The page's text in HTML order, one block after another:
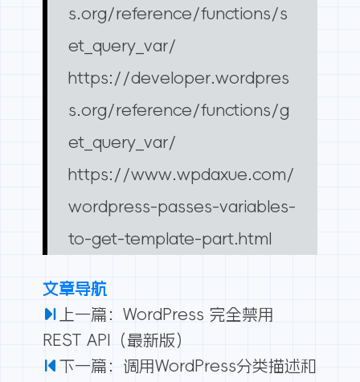
s.org/reference/functions/s
et_query_var/
https://developer.wordpres
s.org/reference/functions/g
et_query_var/
https://www.wpdaxue.com/
wordpress-passes-variables-
to-get-template-part.html
文章导航
上一篇：WordPress 完全禁用
REST API（最新版）
下一篇：调用WordPress分类描述和